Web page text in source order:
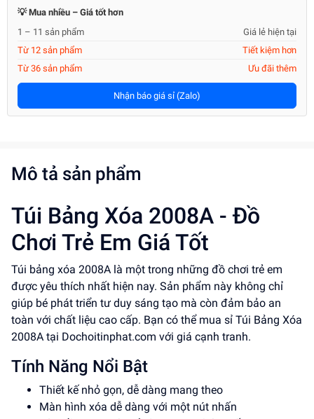
💡 Mua nhiều – Giá tốt hơn
1 – 11 sản phẩm
Giá lẻ hiện tại
Từ 12 sản phẩm
Tiết kiệm hơn
Từ 36 sản phẩm
Ưu đãi thêm
Nhận báo giá sỉ (Zalo)
Mô tả sản phẩm
Túi Bảng Xóa 2008A - Đồ
Chơi Trẻ Em Giá Tốt
Túi bảng xóa 2008A là một trong những đồ chơi trẻ em
được yêu thích nhất hiện nay. Sản phẩm này không chỉ
giúp bé phát triển tư duy sáng tạo mà còn đảm bảo an
toàn với chất liệu cao cấp. Bạn có thể mua sỉ Túi Bảng Xóa
2008A tại Dochoitinphat.com với giá cạnh tranh.
Tính Năng Nổi Bật
Thiết kế nhỏ gọn, dễ dàng mang theo
Màn hình xóa dễ dàng với một nút nhấn